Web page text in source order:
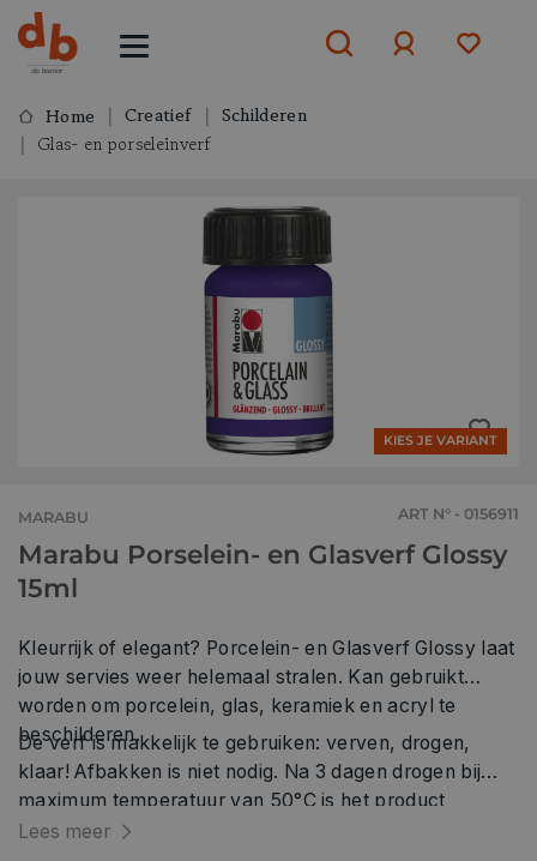
ofaanmelden
Home Creatief
Schilderen
Glas- en porseleinverf
KIES JE VARIANT
MARABU ART N° - 0156911
Marabu Porselein- en Glasverf Glossy
15ml
Kleurrijk of elegant? Porcelein- en Glasverf Glossy laat
jouw servies weer helemaal stralen. Kan gebruikt
worden om porcelein, glas, keramiek en acryl te
beschilderen.
De verf is makkelijk te gebruiken: verven, drogen,
klaar! Afbakken is niet nodig. Na 3 dagen drogen bij
maximum temperatuur van 50°C is het product
vaatwasbestendig.
Lees meer